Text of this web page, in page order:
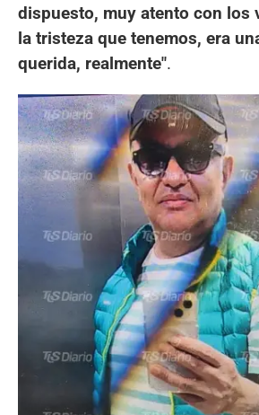
dispuesto, muy atento con los
la tristeza que tenemos, era
querida, realmente".